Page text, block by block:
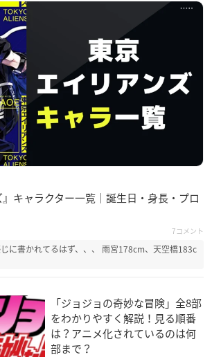
』キャラクター一覧｜誕生日・身長・プロ
7コメント
に書かれてるはず、、、 雨宮178cm、天空橋183c
「ジョジョの奇妙な冒険」全8部
をわかりやすく解説！見る順番
は？アニメ化されているのは何
部まで？